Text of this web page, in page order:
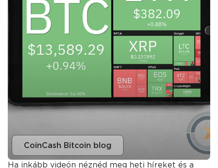
CoinCash Bitcoin blog
Ha inkább videón néznéd meg heti híreket és a